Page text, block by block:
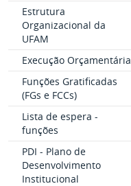
Estrutura
Organizacional da
UFAM
Execução Orçamentária
Funções Gratificadas
(FGs e FCCs)
Lista de espera -
funções
PDI - Plano de
Desenvolvimento
Institucional